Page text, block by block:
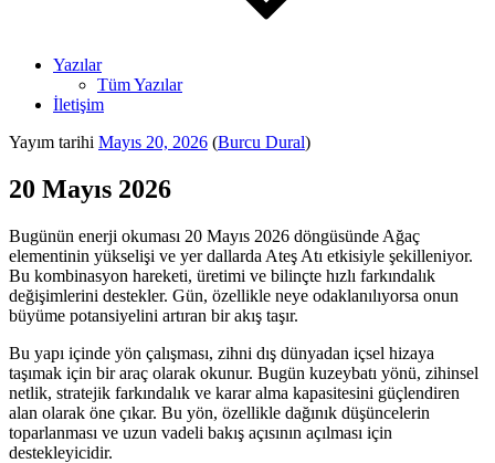
Yazılar
Tüm Yazılar
İletişim
Yayım tarihi Mayıs 20, 2026 (Burcu Dural)
20 Mayıs 2026
Bugünün enerji okuması 20 Mayıs 2026 döngüsünde Ağaç
elementinin yükselişi ve yer dallarda Ateş Atı etkisiyle şekilleniyor.
Bu kombinasyon hareketi, üretimi ve bilinçte hızlı farkındalık
değişimlerini destekler. Gün, özellikle neye odaklanılıyorsa onun
büyüme potansiyelini artıran bir akış taşır.
Bu yapı içinde yön çalışması, zihni dış dünyadan içsel hizaya
taşımak için bir araç olarak okunur. Bugün kuzeybatı yönü, zihinsel
netlik, stratejik farkındalık ve karar alma kapasitesini güçlendiren
alan olarak öne çıkar. Bu yön, özellikle dağınık düşüncelerin
toparlanması ve uzun vadeli bakış açısının açılması için
destekleyicidir.